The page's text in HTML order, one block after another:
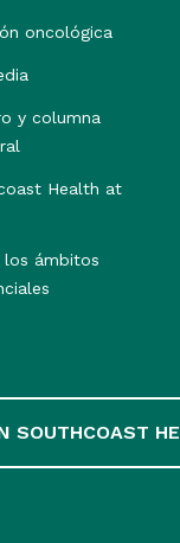
oncológica
y columna
Health at
los ámbitos
SOUTHCOAST